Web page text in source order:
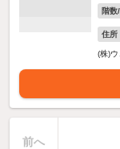
階数
住所
(株)
前へ